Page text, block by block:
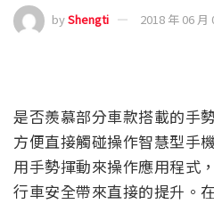
byShengti 2018 年 06 月
是否羨慕部分車款搭載的手
方便直接觸碰操作智慧型手
用手勢揮動來操作應用程式
行車安全帶來直接的提升。